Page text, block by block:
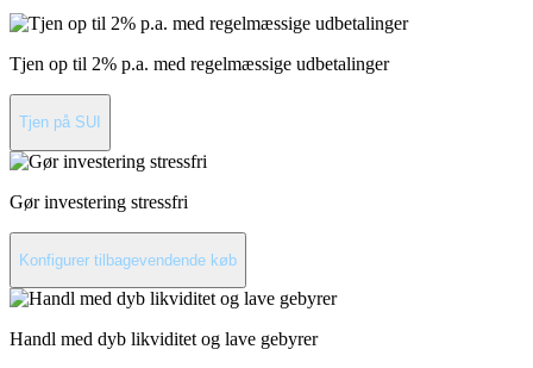
Tjen op til 2% p.a. med regelmæssige udbetalinger
Tjen på SUI
Gør investering stressfri
Konfigurer tilbagevendende køb
Handl med dyb likviditet og lave gebyrer